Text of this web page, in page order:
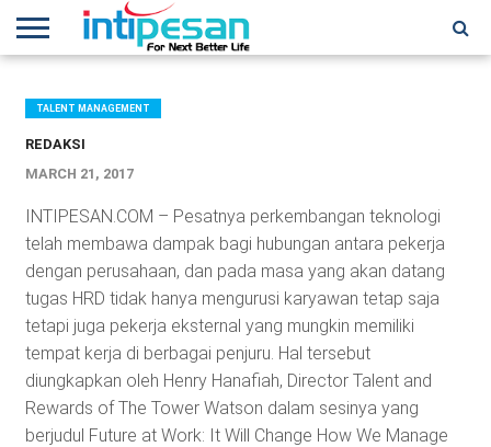
NEWS
CONFERENCES
TRAINING
IPSHOW
EVENT
IP
NETWORK
MORE
TALENT MANAGEMENT
REDAKSI
MARCH 21, 2017
INTIPESAN.COM – Pesatnya perkembangan teknologi
telah membawa dampak bagi hubungan antara pekerja
dengan perusahaan, dan pada masa yang akan datang
tugas HRD tidak hanya mengurusi karyawan tetap saja
tetapi juga pekerja eksternal yang mungkin memiliki
tempat kerja di berbagai penjuru. Hal tersebut
diungkapkan oleh Henry Hanafiah, Director Talent and
Rewards of The Tower Watson dalam sesinya yang
berjudul Future at Work: It Will Change How We Manage